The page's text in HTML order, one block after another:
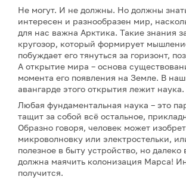
Не могут. И не должны. Но должны
интересен и разнообразен мир,
для нас важна Арктика. Такие знания
кругозор, который формирует
побуждает его тянуться за горизонт,
А открытие мира – основа
момента его появления на Земле. В
авангарде этого открытия лежит наука.
Любая фундаментальная наука – это
тащит за собой всё остальное,
Образно говоря, человек может
микроволновку или электростельки,
полезное в быту устройство, но далеко
должна маячить колонизация Марса!
получится.